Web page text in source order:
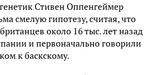
Стивен Оппенгеймер
смелую гипотезу, считая, что
около 16 тыс. лет назад
и первоначально говорили
к баскскому.